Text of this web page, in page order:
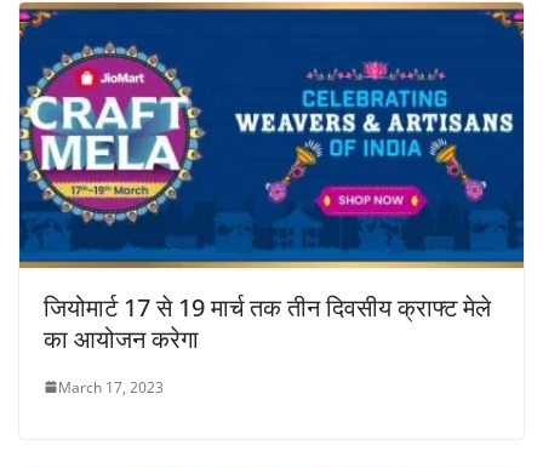
जियोमार्ट 17 से 19 मार्च तक तीन दिवसीय क्राफ्ट मेले
का आयोजन करेगा
March 17, 2023